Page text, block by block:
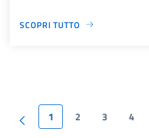
SCOPRI TUTTO
1 2 3 4